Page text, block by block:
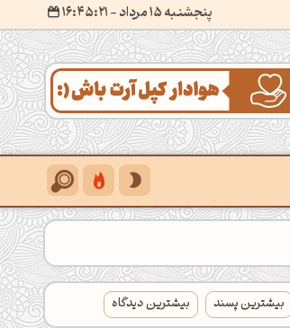
پنجشنبه 15 مرداد
- ۱۶:۴۵:۲۳
بیشترین پسند بیشترین دیدگاه